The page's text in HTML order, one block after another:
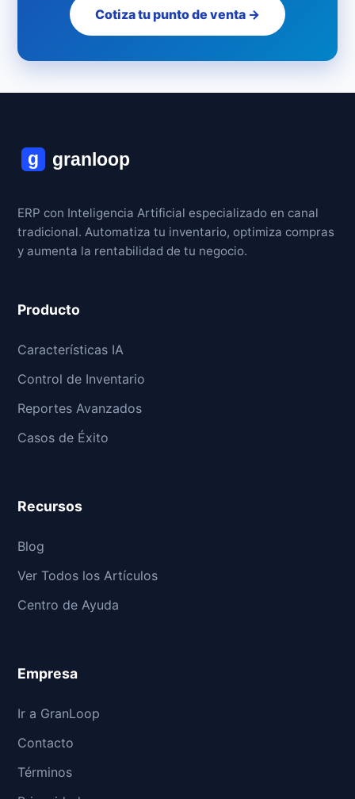
Cotiza tu punto de venta →
ERP con Inteligencia Artificial especializado en canal
tradicional. Automatiza tu inventario, optimiza compras
y aumenta la rentabilidad de tu negocio.
Producto
Características IA
Control de Inventario
Reportes Avanzados
Casos de Éxito
Recursos
Blog
Ver Todos los Artículos
Centro de Ayuda
Empresa
Ir a GranLoop
Contacto
Términos